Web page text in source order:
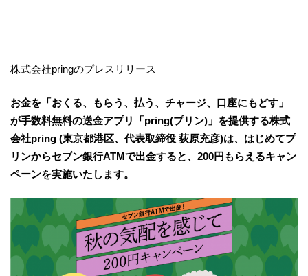
株式会社pringのプレスリリース
お金を「おくる、もらう、払う、チャージ、口座にもどす」
が手数料無料の送金アプリ「pring(プリン)」を提供する株式
会社pring (東京都港区、代表取締役 荻原充彦)は、はじめてプ
リンからセブン銀行ATMで出金すると、200円もらえるキャン
ペーンを実施いたします。